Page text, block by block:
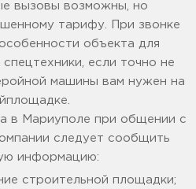
вызовы возможны, но
тарифу. При звонке
объекта для
если точно не
машины вам нужен на
в Мариуполе при общении с
следует сообщить
информацию:
строительной площадки;